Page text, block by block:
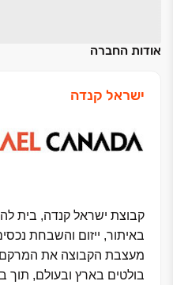
אודות החברה
ישראל קנדה
קבוצת ישראל קנדה, בית
באיתור, ייזום והשבחת
מעצבת הקבוצה את המרקם
בולטים בארץ ובעולם, תוך